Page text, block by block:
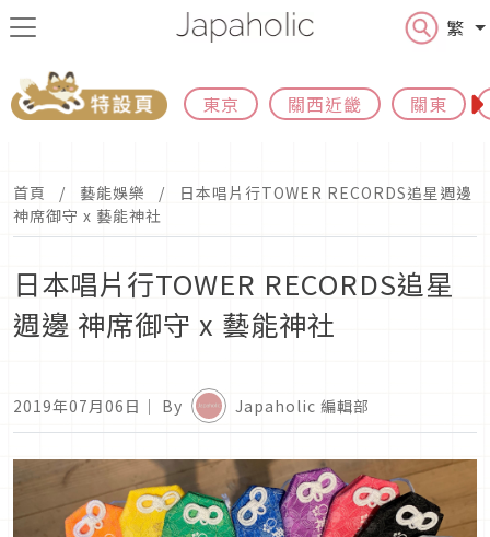
繁
東京 關西近畿 關東
首頁 藝能娛樂
日本唱片行TOWER RECORDS追星週邊
神席御守 x 藝能神社
日本唱片行TOWER RECORDS追星
週邊 神席御守 x 藝能神社
2019年07月06日 ｜ By Japaholic 編輯部